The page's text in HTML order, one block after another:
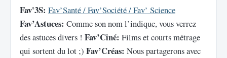
Fav'3S: Fav’Santé / Fav’Société / Fav’ Science
Fav’Astuces: Comme son nom l’indique, vous verrez
des astuces divers ! Fav’Ciné: Films et courts métrage
qui sortent du lot ;) Fav’Créas: Nous partagerons avec